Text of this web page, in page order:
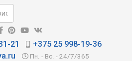
21
+375 25 998-19-36
Пн. - Вс. - 24/7/365